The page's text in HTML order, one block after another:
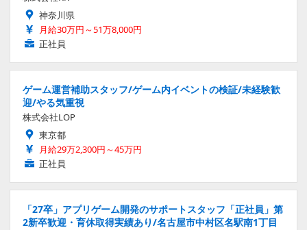
神奈川県
月給30万円～51万8,000円
正社員
ゲーム運営補助スタッフ/ゲーム内イベントの検証/未経験歓
迎/やる気重視
株式会社LOP
東京都
月給29万2,300円～45万円
正社員
「27卒」アプリゲーム開発のサポートスタッフ「正社員」第
2新卒歓迎・育休取得実績あり/名古屋市中村区名駅南1丁目